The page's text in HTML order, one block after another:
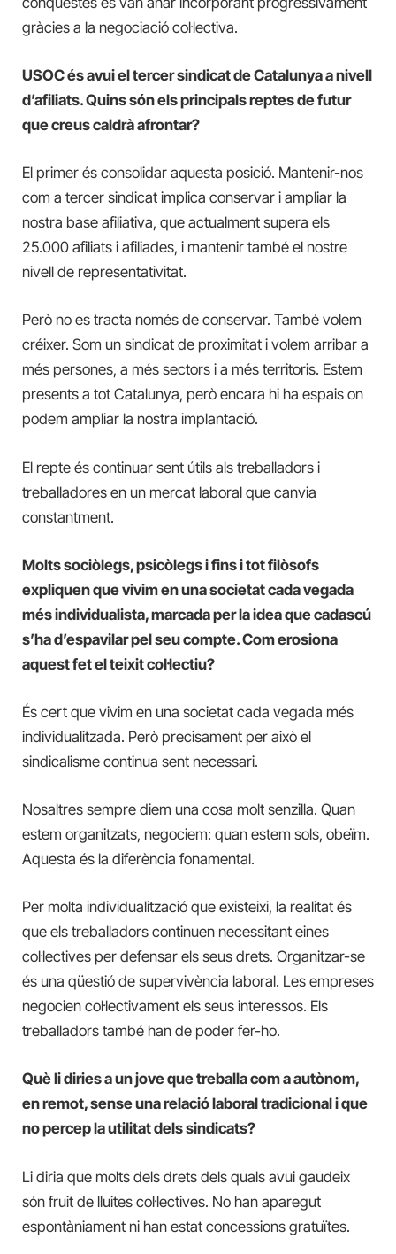
gràcies a la negociació col·lectiva.
USOC és avui el tercer sindicat de Catalunya a nivell
d’afiliats. Quins són els principals reptes de futur
que creus caldrà afrontar?
El primer és consolidar aquesta posició. Mantenir-nos
com a tercer sindicat implica conservar i ampliar la
nostra base afiliativa, que actualment supera els
25.000 afiliats i afiliades, i mantenir també el nostre
nivell de representativitat.
Però no es tracta només de conservar. També volem
créixer. Som un sindicat de proximitat i volem arribar a
més persones, a més sectors i a més territoris. Estem
presents a tot Catalunya, però encara hi ha espais on
podem ampliar la nostra implantació.
El repte és continuar sent útils als treballadors i
treballadores en un mercat laboral que canvia
constantment.
Molts sociòlegs, psicòlegs i fins i tot filòsofs
expliquen que vivim en una societat cada vegada
més individualista, marcada per la idea que cadascú
s’ha d’espavilar pel seu compte. Com erosiona
aquest fet el teixit col·lectiu?
És cert que vivim en una societat cada vegada més
individualitzada. Però precisament per això el
sindicalisme continua sent necessari.
Nosaltres sempre diem una cosa molt senzilla. Quan
estem organitzats, negociem: quan estem sols, obeïm.
Aquesta és la diferència fonamental.
Per molta individualització que existeixi, la realitat és
que els treballadors continuen necessitant eines
col·lectives per defensar els seus drets. Organitzar-se
és una qüestió de supervivència laboral. Les empreses
negocien col·lectivament els seus interessos. Els
treballadors també han de poder fer-ho.
Què li diries a un jove que treballa com a autònom,
en remot, sense una relació laboral tradicional i que
no percep la utilitat dels sindicats?
Li diria que molts dels drets dels quals avui gaudeix
són fruit de lluites col·lectives. No han aparegut
espontàniament ni han estat concessions gratuïtes.